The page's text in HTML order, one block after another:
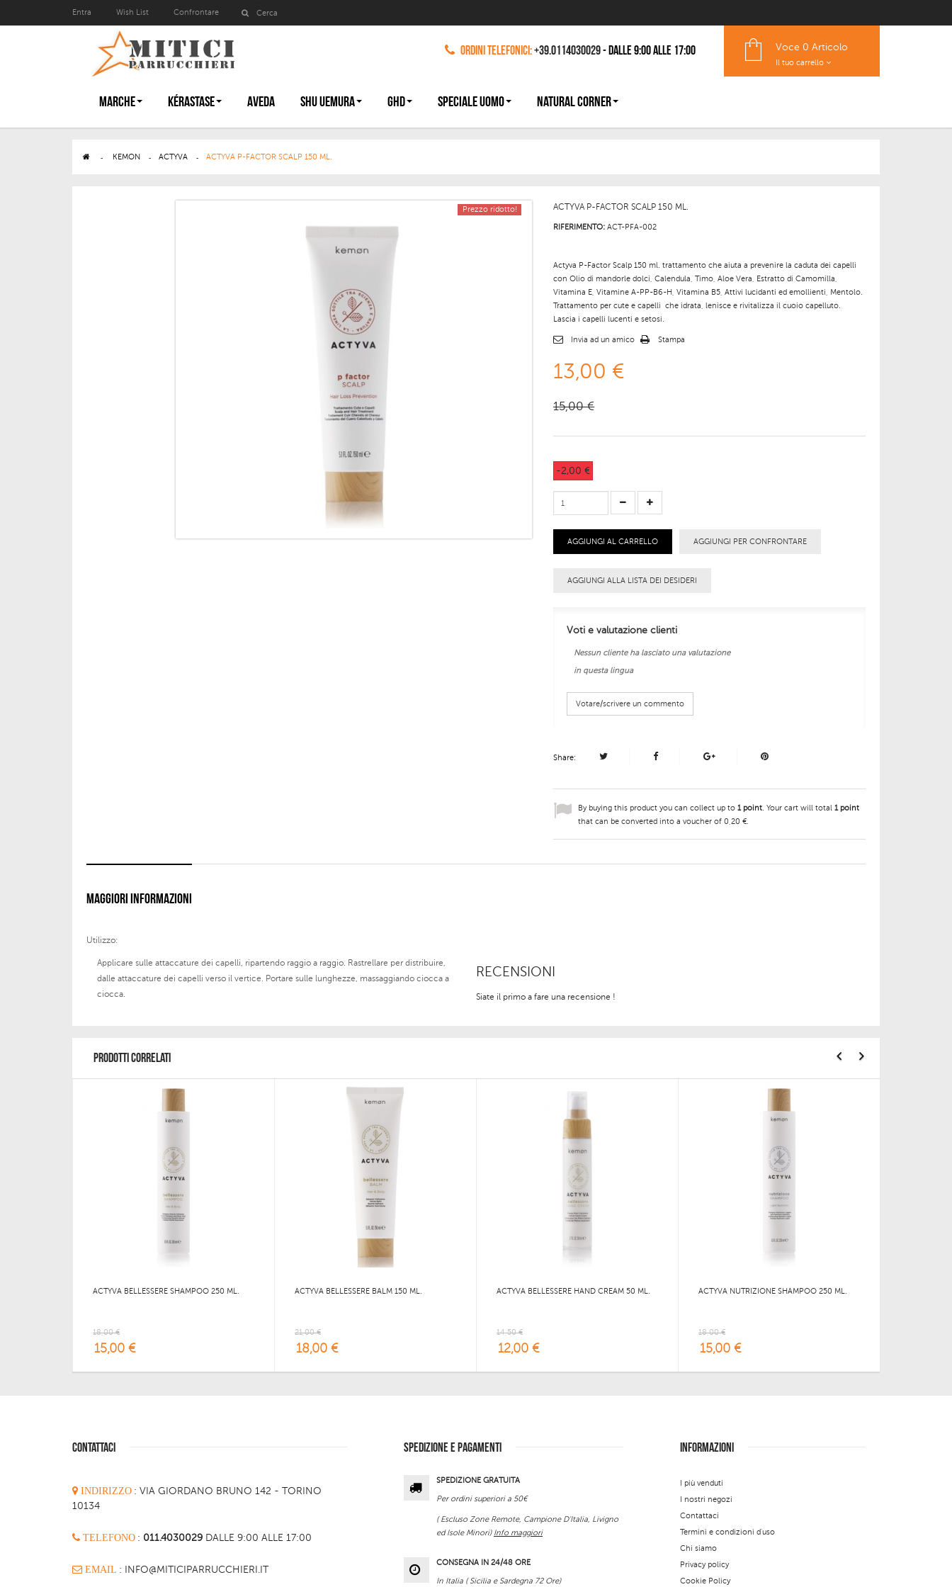
Entra Wish List Confrontare
Ordini Telefonici:+39.0114030029- dalle 9:00 alle 17:00 Voce 0 Articolo
Il tuo carrello
MARCHE KÉRASTASE AVEDA SHU UEMURA GHD SPECIALE UOMO NATURAL CORNER
> KEMON > ACTYVA > ACTYVA P-FACTOR SCALP 150 ML.
Prezzo ridotto! ACTYVA P-FACTOR SCALP 150 ML.
RIFERIMENTO: ACT-PFA-002
Actyva P-Factor Scalp 150 ml. trattamento che aiuta a prevenire la caduta dei capelli
con Olio di mandorle dolci, Calendula, Timo, Aloe Vera, Estratto di Camomilla,
Vitamina E, Vitamine A-PP-B6-H, Vitamina B5, Attivi lucidanti ed emollienti, Mentolo.
Trattamento per cute e capelli che idrata, lenisce e rivitalizza il cuoio capelluto.
Lascia i capelli lucenti e setosi.
Invia ad un amico Stampa
13,00 €
15,00 €
-2,00 €
AGGIUNGI AL CARRELLO AGGIUNGI PER CONFRONTARE
AGGIUNGI ALLA LISTA DEI DESIDERI
Voti e valutazione clienti
Nessun cliente ha lasciato una valutazione
in questa lingua
Votare/scrivere un commento
Share:
By buying this product you can collect up to1point. Your cart will total1point
that can be converted into a voucher of0,20 €.
MAGGIORI INFORMAZIONI
Utilizzo:
Applicare sulle attaccature dei capelli, ripartendo raggio a raggio. Rastrellare per distribuire,
dalle attaccature dei capelli verso il vertice. Portare sulle lunghezze, massaggiando ciocca a
ciocca.
RECENSIONI
Siate il primo a fare una recensione !
PRODOTTI CORRELATI
ACTYVA BELLESSERE SHAMPOO 250 ML.
18,00 €
15,00 €
ACTYVA BELLESSERE BALM 150 ML.
21,00 €
18,00 €
ACTYVA BELLESSERE HAND CREAM 50 ML.
14,50 €
12,00 €
ACTYVA NUTRIZIONE SHAMPOO 250 ML.
18,00 €
15,00 €
CONTATTACI
INDIRIZZO : VIA GIORDANO BRUNO 142 - TORINO
10134
TELEFONO : 011.4030029 DALLE 9:00 ALLE 17:00
EMAIL : INFO@MITICIPARRUCCHIERI.IT
SPEDIZIONE E PAGAMENTI
SPEDIZIONE GRATUITA
Per ordini superiori a 50€
( Escluso Zone Remote, Campione D'Italia, Livigno
ed Isole Minori) Info maggiori
CONSEGNA IN 24/48 ORE
In Italia ( Sicilia e Sardegna 72 Ore)
INFORMAZIONI
I più venduti
I nostri negozi
Contattaci
Termini e condizioni d'uso
Chi siamo
Privacy policy
Cookie Policy